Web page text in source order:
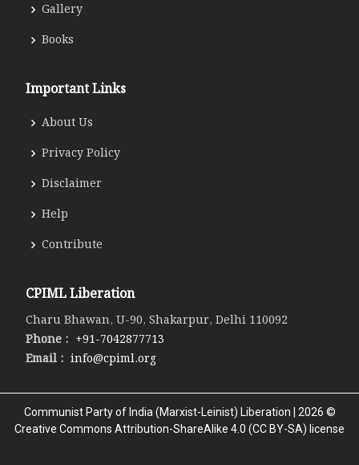
Gallery
Books
Important Links
About Us
Privacy Policy
Disclaimer
Help
Contribute
CPIML Liberation
Charu Bhawan, U-90, Shakarpur, Delhi 110092
Phone : +91-7042877713
Email : info@cpiml.org
Communist Party of India (Marxist-Leinist) Liberation | 2026 ©
Creative Commons Attribution-ShareAlike 4.0 (CC BY-SA) license